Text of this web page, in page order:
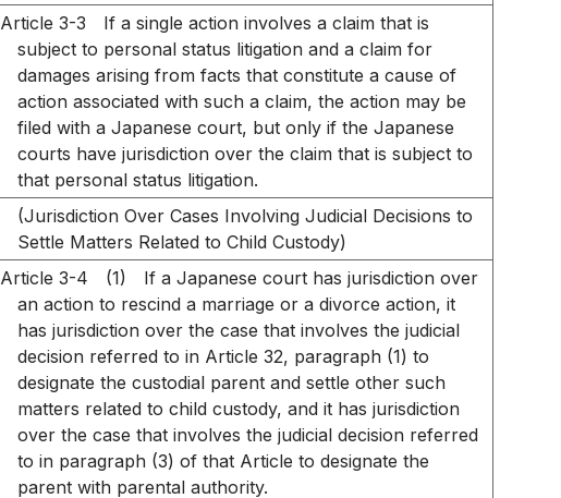
Article 3-3
If a single action involves a claim that is
subject to personal status litigation and a claim for
damages arising from facts that constitute a cause of
action associated with such a claim, the action may be
filed with a Japanese court, but only if the Japanese
courts have jurisdiction over the claim that is subject to
that personal status litigation.
(Jurisdiction Over Cases Involving Judicial Decisions to
Settle Matters Related to Child Custody)
Article 3-4 (1)
If a Japanese court has jurisdiction over
an action to rescind a marriage or a divorce action, it
has jurisdiction over the case that involves the judicial
decision referred to in Article 32, paragraph (1) to
designate the custodial parent and settle other such
matters related to child custody, and it has jurisdiction
over the case that involves the judicial decision referred
to in paragraph (3) of that Article to designate the
parent with parental authority.